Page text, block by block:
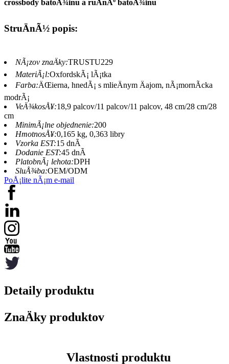
crossbody batoÅ¾inu a ruÄnÃº batoÅ¾inu
StruÄnÃ½ popis:
NÃ¡zov znaÄky:TRUSTU229
MateriÃ¡l:OxfordskÃ¡ lÃ¡tka
Farba:ÄŒierna, hnedÃ¡ s mlieÄnym Äajom, nÃ¡mornÃ­cka
modrÃ¡
VeÄ¾kosÅ¥:18,9 palcov/11 palcov/11 palcov, 48 cm/28 cm/28
cm
MinimÃ¡lne objednenie:200
HmotnosÅ¥:0,165 kg, 0,363 libry
Vzorka EST:15 dnÃ­
Dodanie EST:45 dnÃ­
PlatobnÃ¡ lehota:DPH
SluÅ¾ba:OEM/ODM
PoÅ¡lite nÃ¡m e-mail
Detaily produktu
ZnaÄky produktov
Vlastnosti produktu